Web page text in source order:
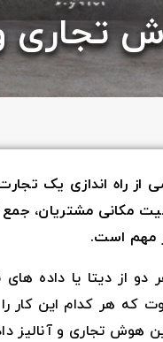
و
راه اندازی یک
مکانی مشتریان،
مهم است.
دو از دیتا یا داده
که هر کدام این
هوش تجاری و آنالیز